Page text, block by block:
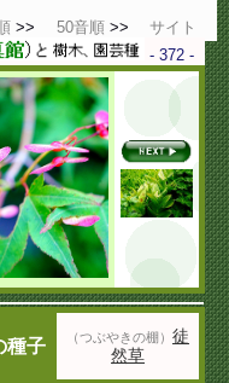
50音順
サイト
- 372 -
種子 （つぶやきの棚） 徒
然草